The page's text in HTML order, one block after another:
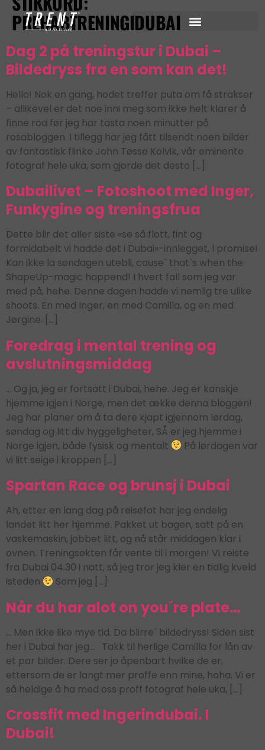
PREHABTRENINGIDUBAI
Dag 2 på treningstur i Dubai –
Bildedryss fra en som kan det!
Hello! Nok en gang, hodet treffer puta om få strakser
– allikevel er det noe inni meg som ikke helt klarer å
finne roa før jeg har tasta noen minutter på
rosabloggen. I tillegg har jeg fått tilsendt noen bilder
av fantastisk flinke John Tøsse Kolvik, vår eminente
fotograf hele uka, som gjorde det desto […]
Dubailivet – Fotoshoot med Inger,
Funkygine og treningsfrua
Dette blir det aller siste «se så flott, fint og
formidabelt vi hadde det i Dubai»-innlegget, I promise!
Kan ikke la søndagen utebli, cause` that`s when the
ShapeUp-magic happend! I hvert fall som jeg var
med på, hehe. Denne dagen hadde vi nemlig tre ulike
shoots. En med Inger, en med Camilla, og en med
Jørgine. […]
Foredrag i mental trening og
avslutningsmiddag
… Og ja, jeg er fortsatt i Dubai, hehe. Jeg er kanskje
hjemme igjen i Norge, men det ække denna bloggen!
Jeg har planer om å ta dere kjapt igjennom lørdag,
søndag og litt div hyggeligheter, SÅ er jeg hjemme i
Norge igjen, både fysisk og mentalt
På lørdagen var
vi litt seige i kroppen […]
Spartan Race og brunsj i Dubai
Ah, etter en lang dag på reisefot har jeg endelig
landet litt her hjemme. Pakket ut bagen, satt på en
vaskemaskin, jobbet litt, og nå står middagen klar i
ovnen. Treningsøkten får vente til i morgen! Vi reiste
fra Dubai 04.30 i natt, så jeg tror jeg kler en tidlig kveld
isteden
Som jeg […]
Når du har alot on you´re plate…
… Men ikke like mye tid. Da blirre´ bildedryss! Siden sist
her i Dubai har jeg… Takk til herlige Camilla for lån av
et par bilder. Dere ser jo åpenbart hvilke de er,
ettersom de er langt mer proffe enn mine, haha. Vi er
så heldige å ha med oss proff fotograf hele uka, […]
Crossfit med Ingerindubai. I
Dubai!